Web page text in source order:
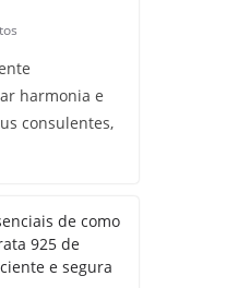
harmonia e
consulentes,
de como
925 de
e segura